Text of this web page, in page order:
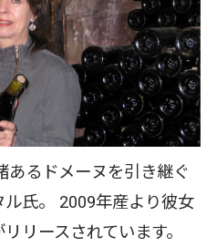
あるドメーヌを引き継ぐ
氏。 2009年産より彼女
リースされています。